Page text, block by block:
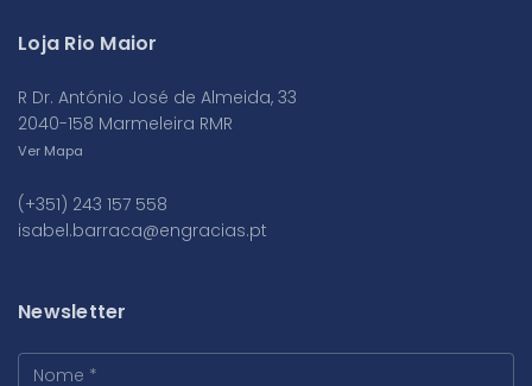
Loja Rio Maior
R Dr. António José de Almeida, 33
2040-158 Marmeleira RMR
Ver Mapa
(+351) 243 157 558
isabel.barraca@engracias.pt
Newsletter